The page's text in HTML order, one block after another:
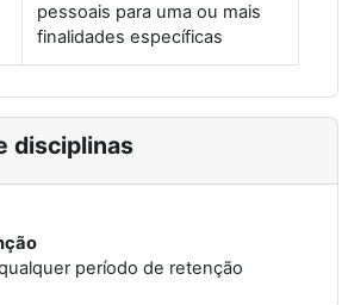
pessoais para uma ou mais
finalidades específicas
disciplinas
período de retenção